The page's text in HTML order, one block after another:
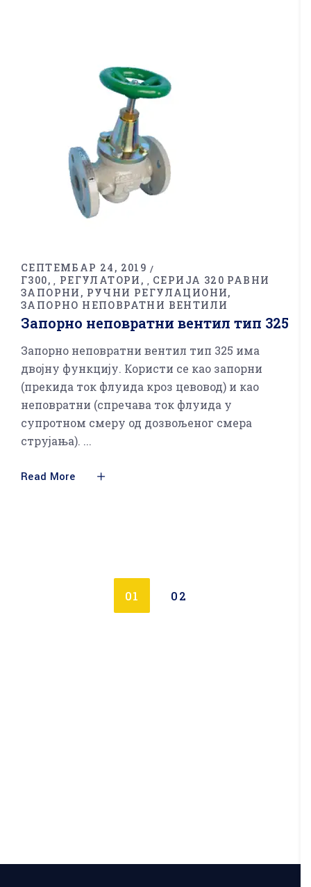
СЕПТЕМБАР 24, 2019
Г300
РЕГУЛАТОРИ
СЕРИЈА 320 РАВНИ
ЗАПОРНИ, РУЧНИ РЕГУЛАЦИОНИ,
ЗАПОРНО НЕПОВРАТНИ ВЕНТИЛИ
Запорно неповратни вентил тип 325
Запорно неповратни вентил тип 325 има
двојну функцију. Користи се као запорни
(прекида ток флуида кроз цевовод) и као
неповратни (спречава ток флуида у
супротном смеру од дозвољеног смера
струјања).
Read More
01 02